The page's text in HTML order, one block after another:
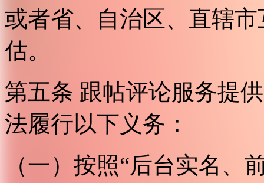
或者省、自治区、直辖
估。
第五条 跟帖评论服务提
法履行以下义务：
（一）按照“后台实名、